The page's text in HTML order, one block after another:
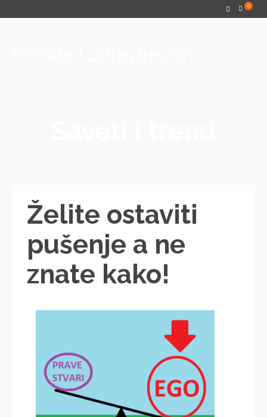
0
Želite ostaviti
pušenje a ne
znate kako!